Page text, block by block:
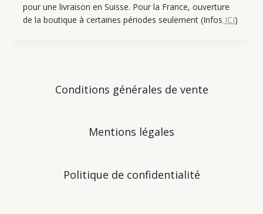
pour une livraison en Suisse. Pour la France, ouverture
de la boutique à certaines périodes seulement (Infos ICI)
Conditions générales de vente
Mentions légales
Politique de confidentialité